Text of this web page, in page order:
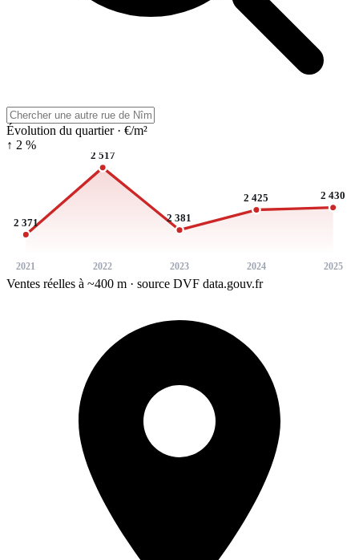
Évolution du quartier · €/m²
↑ 2 %
2 371
2021
2 517
2022
2 381
2023
2 425
2024
2 430
2025
Ventes réelles à ~400 m · source DVF data.gouv.fr